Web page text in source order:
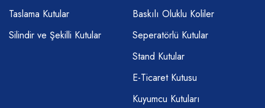
Taslama Kutular
Silindir ve Şekilli Kutular
Baskılı Oluklu Koliler
Seperatörlü Kutular
Stand Kutular
E-Ticaret Kutusu
Kuyumcu Kutuları